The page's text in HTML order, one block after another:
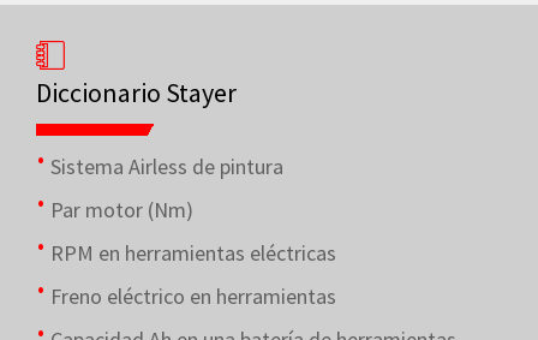
Diccionario Stayer
Sistema Airless de pintura
Par motor (Nm)
RPM en herramientas eléctricas
Freno eléctrico en herramientas